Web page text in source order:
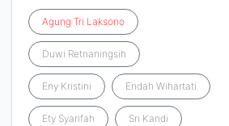
Agung Tri Laksono
Duwi Retnaningsih
Eny Kristini Endah Wihartati
Ety Syarifah Sri Kandi